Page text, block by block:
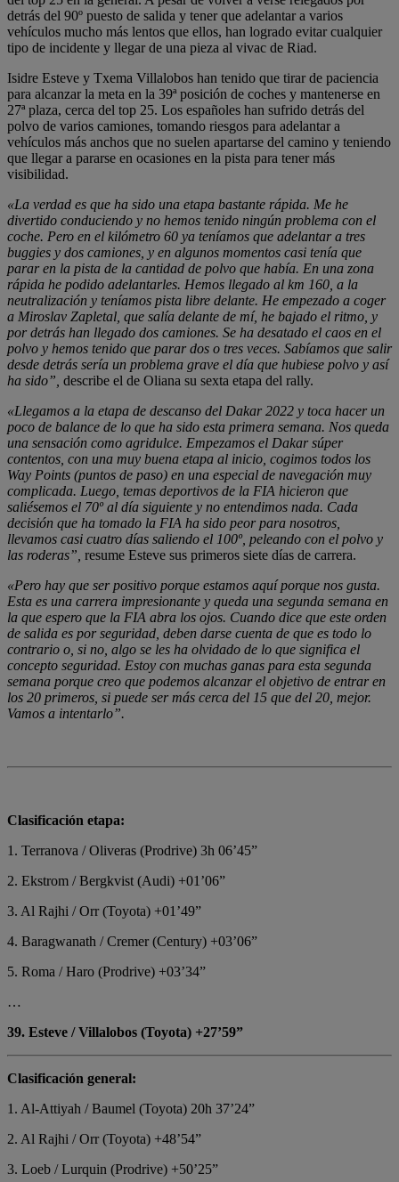
detrás del 90º puesto de salida y tener que adelantar a varios
vehículos mucho más lentos que ellos, han logrado evitar cualquier
tipo de incidente y llegar de una pieza al vivac de Riad.
Isidre Esteve y Txema Villalobos han tenido que tirar de paciencia
para alcanzar la meta en la 39ª posición de coches y mantenerse en
27ª plaza, cerca del top 25. Los españoles han sufrido detrás del
polvo de varios camiones, tomando riesgos para adelantar a
vehículos más anchos que no suelen apartarse del camino y teniendo
que llegar a pararse en ocasiones en la pista para tener más
visibilidad.
«La verdad es que ha sido una etapa bastante rápida. Me he
divertido conduciendo y no hemos tenido ningún problema con el
coche. Pero en el kilómetro 60 ya teníamos que adelantar a tres
buggies y dos camiones, y en algunos momentos casi tenía que
parar en la pista de la cantidad de polvo que había. En una zona
rápida he podido adelantarles. Hemos llegado al km 160, a la
neutralización y teníamos pista libre delante. He empezado a coger
a Miroslav Zapletal, que salía delante de mí, he bajado el ritmo, y
por detrás han llegado dos camiones. Se ha desatado el caos en el
polvo y hemos tenido que parar dos o tres veces. Sabíamos que salir
desde detrás sería un problema grave el día que hubiese polvo y así
ha sido”, describe el de Oliana su sexta etapa del rally.
«Llegamos a la etapa de descanso del Dakar 2022 y toca hacer un
poco de balance de lo que ha sido esta primera semana. Nos queda
una sensación como agridulce. Empezamos el Dakar súper
contentos, con una muy buena etapa al inicio, cogimos todos los
Way Points (puntos de paso) en una especial de navegación muy
complicada. Luego, temas deportivos de la FIA hicieron que
saliésemos el 70º al día siguiente y no entendimos nada. Cada
decisión que ha tomado la FIA ha sido peor para nosotros,
llevamos casi cuatro días saliendo el 100º, peleando con el polvo y
las roderas”, resume Esteve sus primeros siete días de carrera.
«Pero hay que ser positivo porque estamos aquí porque nos gusta.
Esta es una carrera impresionante y queda una segunda semana en
la que espero que la FIA abra los ojos. Cuando dice que este orden
de salida es por seguridad, deben darse cuenta de que es todo lo
contrario o, si no, algo se les ha olvidado de lo que significa el
concepto seguridad. Estoy con muchas ganas para esta segunda
semana porque creo que podemos alcanzar el objetivo de entrar en
los 20 primeros, si puede ser más cerca del 15 que del 20, mejor.
Vamos a intentarlo”.
Clasificación etapa:
1. Terranova / Oliveras (Prodrive) 3h 06’45”
2. Ekstrom / Bergkvist (Audi) +01’06”
3. Al Rajhi / Orr (Toyota) +01’49”
4. Baragwanath / Cremer (Century) +03’06”
5. Roma / Haro (Prodrive) +03’34”
…
39. Esteve / Villalobos (Toyota) +27’59”
Clasificación general:
1. Al-Attiyah / Baumel (Toyota) 20h 37’24”
2. Al Rajhi / Orr (Toyota) +48’54”
3. Loeb / Lurquin (Prodrive) +50’25”